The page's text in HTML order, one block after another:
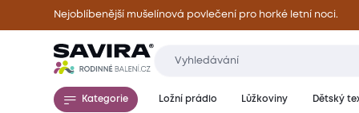
Nejoblíbenější mušelínová povlečení pro horké letní noci.
Kategorie Ložní prádlo Lůžkoviny Dětský